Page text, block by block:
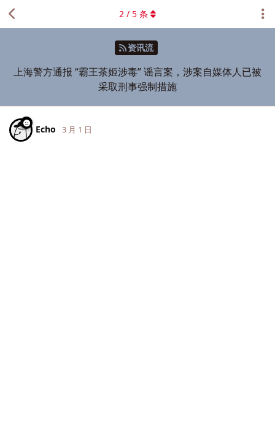
资讯流
上海警方通报 “霸王茶姬涉毒” 谣言案，涉案自媒体人已被
采取刑事强制措施
2 / 5 条
Echo 3 月 1 日